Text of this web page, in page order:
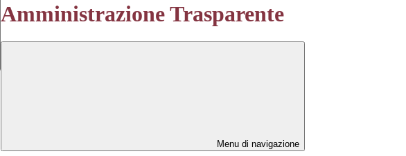
Amministrazione Trasparente
Menu di navigazione